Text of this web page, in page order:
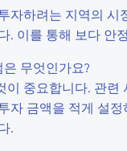
하려는 지역의
이를 통해 보다 안
무엇인가요?
중요합니다. 관
금액을 적게 설
.